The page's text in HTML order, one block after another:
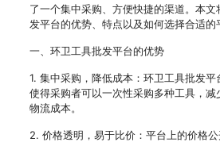
了一个集中采购、方便快捷的渠道。本
发平台的优势、特点以及如何选择合适的
一、环卫工具批发平台的优势
1. 集中采购，降低成本：环卫工具批发平
使得采购者可以一次性采购多种工具，减
物流成本。
2. 价格透明，易于比价：平台上的价格